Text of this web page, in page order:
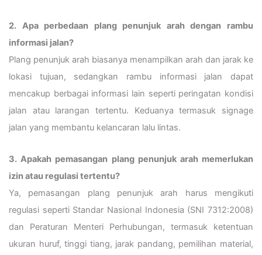
2. Apa perbedaan plang penunjuk arah dengan rambu
informasi jalan?
Plang penunjuk arah biasanya menampilkan arah dan jarak ke
lokasi tujuan, sedangkan rambu informasi jalan dapat
mencakup berbagai informasi lain seperti peringatan kondisi
jalan atau larangan tertentu. Keduanya termasuk signage
jalan yang membantu kelancaran lalu lintas.
3. Apakah pemasangan plang penunjuk arah memerlukan
izin atau regulasi tertentu?
Ya, pemasangan plang penunjuk arah harus mengikuti
regulasi seperti Standar Nasional Indonesia (SNI 7312:2008)
dan Peraturan Menteri Perhubungan, termasuk ketentuan
ukuran huruf, tinggi tiang, jarak pandang, pemilihan material,